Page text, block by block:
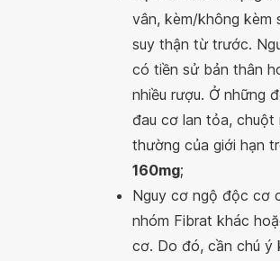
vân, kèm/không kèm
suy thận từ trước.
có tiền sử bản thân
nhiều rượu. Ở những
đau cơ lan tỏa, chuột
thường của giới hạn
160mg;
Nguy cơ ngộ độc cơ
nhóm Fibrat khác
cơ. Do đó, cần chú ý